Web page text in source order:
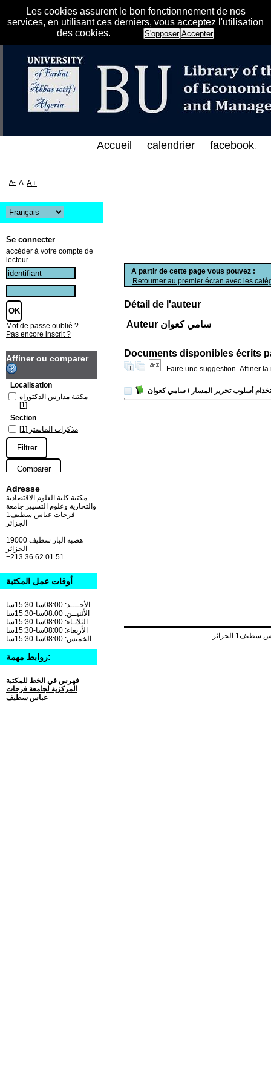
Les cookies assurent le bon fonctionnement de nos
services, en utilisant ces derniers, vous acceptez l'utilisation
des cookies.
S'opposer Accepter
الإلكتروني على الخط المباشر لمكتبة كلية
A partir de cette page vous pouvez :
Retourner au premier écran avec les
Détail de l'auteur
Auteur سامي كعوان
Documents disponibles écrits
Faire une suggestion Affiner la
/ سامي كعوان
Accueil calendrier facebook.
A- A A+
Se connecter
accéder à votre compte de
lecteur
Mot de passe oublié ?
Pas encore inscrit ?
Affiner ou comparer
Localisation
مكتبة مدارس الدكتوراه
[1]
Section
مذكرات الماستر [1]
Adresse
مكتبة كلية العلوم الاقتصادية
والتجارية وعلوم التسيير جامعة
فرحات عباس سطيف1
الجزائر
19000 هضبة الباز سطيف
+213 36 62 01 51
أوقات عمل المكتبة
الأحــــد: 08:00سا-15:30سا
الأثنيــن: 08:00سا-15:30سا
الثلاثـاء: 08:00سا-15:30سا
الأربعاء: 08:00سا-15:30سا
الخميس: 08:00سا-15:30سا
روابط مهمة:
فهرس في الخط للمكتبة
المركزية لجامعة فرحات
عباس سطيف